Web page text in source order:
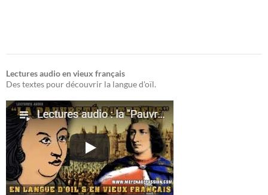
Lectures audio en vieux français
Des textes pour découvrir la langue d'oïl.